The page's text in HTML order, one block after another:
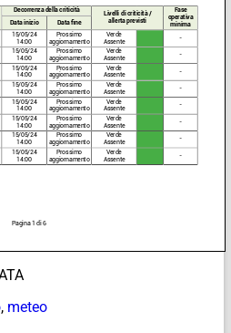
, meteo